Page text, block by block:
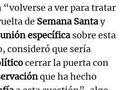
a ver para tratar
de Semana Santay
específicasobre esta
consideró que sería
cerrar la puerta con
que ha hecho